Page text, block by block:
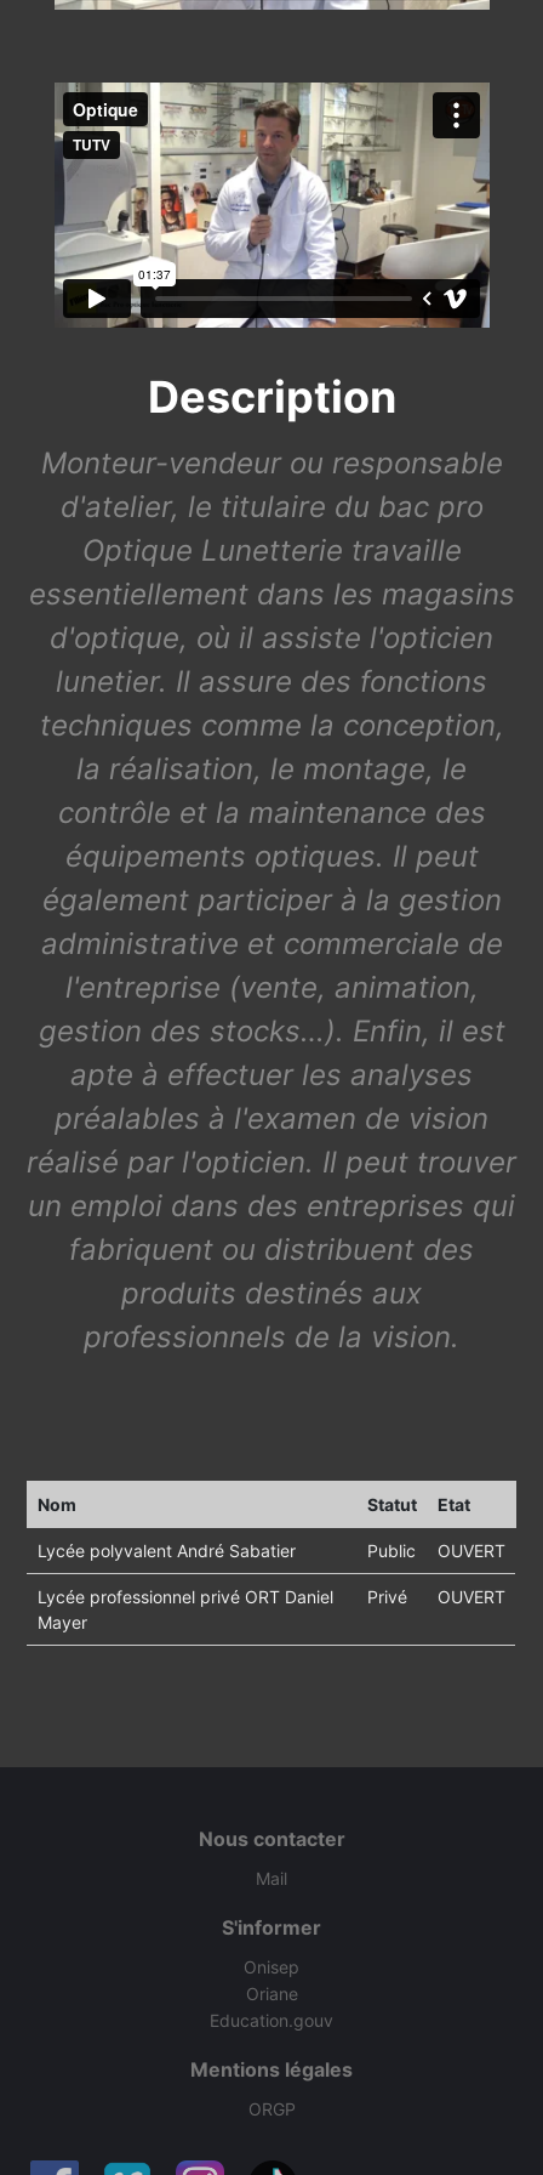
Description
Monteur-vendeur ou responsable
d'atelier, le titulaire du bac pro
Optique Lunetterie travaille
essentiellement dans les magasins
d'optique, où il assiste l'opticien
lunetier. Il assure des fonctions
techniques comme la conception,
la réalisation, le montage, le
contrôle et la maintenance des
équipements optiques. Il peut
également participer à la gestion
administrative et commerciale de
l'entreprise (vente, animation,
gestion des stocks…). Enfin, il est
apte à effectuer les analyses
préalables à l'examen de vision
réalisé par l'opticien. Il peut trouver
un emploi dans des entreprises qui
fabriquent ou distribuent des
produits destinés aux
professionnels de la vision.
Nom Statut Etat
Lycée polyvalent André Sabatier Public OUVERT
Lycée professionnel privé ORT Daniel
Mayer
Privé OUVERT
Nous contacter
Mail
S'informer
Onisep
Oriane
Education.gouv
Mentions légales
ORGP